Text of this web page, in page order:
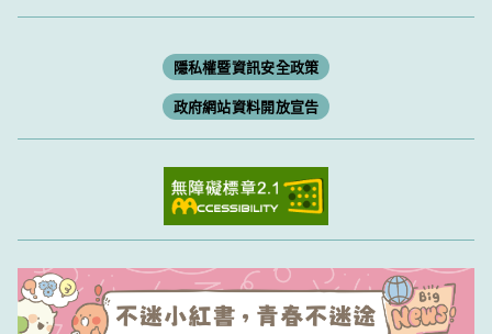
隱私權暨資訊安全政策
政府網站資料開放宣告